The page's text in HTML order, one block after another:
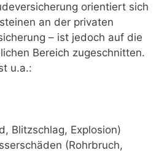
orientiert sich
an der privaten
– ist jedoch auf die
Bereich zugeschnitten.
u.a.:
Blitzschlag, Explosion)
(Rohrbruch,